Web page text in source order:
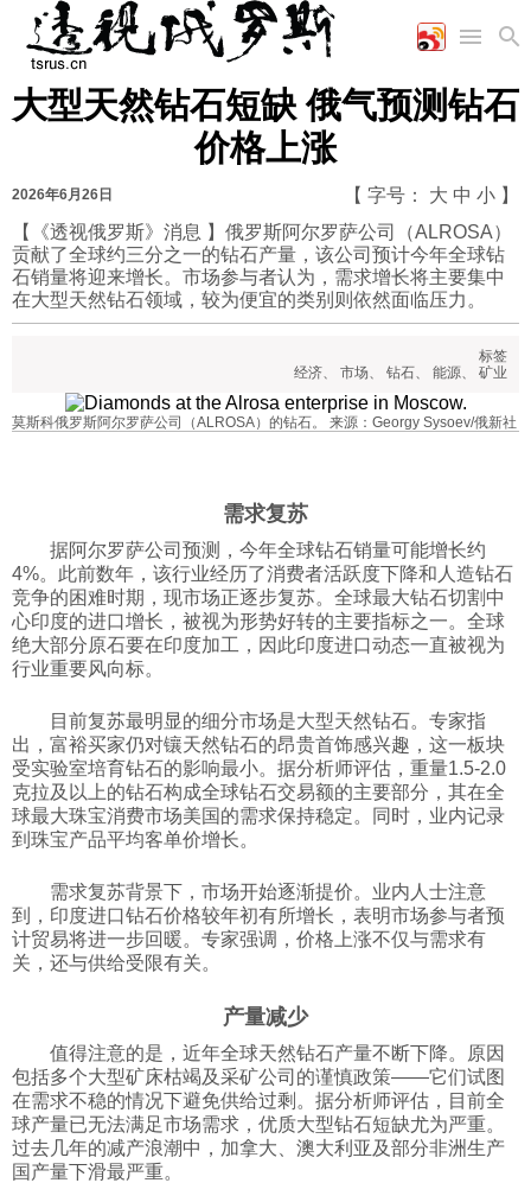
首页
国际
时政
陆军
军事合作
评论
工业
能源
农业
科技
社会
文化
美食
娱乐
历史
旅游
图片新闻
漫画
视频
图表
大型天然钻石短缺 俄气预测钻石
价格上涨
2026年6月26日 【 字号： 大 中 小 】
【《透视俄罗斯》消息 】俄罗斯阿尔罗萨公司（ALROSA）
贡献了全球约三分之一的钻石产量，该公司预计今年全球钻
石销量将迎来增长。市场参与者认为，需求增长将主要集中
在大型天然钻石领域，较为便宜的类别则依然面临压力。
标签
经济、 市场、 钻石、 能源、 矿业
莫斯科俄罗斯阿尔罗萨公司（ALROSA）的钻石。 来源：Georgy Sysoev/俄新社
需求复苏
据阿尔罗萨公司预测，今年全球钻石销量可能增长约
4%。此前数年，该行业经历了消费者活跃度下降和人造钻石
竞争的困难时期，现市场正逐步复苏。全球最大钻石切割中
心印度的进口增长，被视为形势好转的主要指标之一。全球
绝大部分原石要在印度加工，因此印度进口动态一直被视为
行业重要风向标。
目前复苏最明显的细分市场是大型天然钻石。专家指
出，富裕买家仍对镶天然钻石的昂贵首饰感兴趣，这一板块
受实验室培育钻石的影响最小。据分析师评估，重量1.5-2.0
克拉及以上的钻石构成全球钻石交易额的主要部分，其在全
球最大珠宝消费市场美国的需求保持稳定。同时，业内记录
到珠宝产品平均客单价增长。
需求复苏背景下，市场开始逐渐提价。业内人士注意
到，印度进口钻石价格较年初有所增长，表明市场参与者预
计贸易将进一步回暖。专家强调，价格上涨不仅与需求有
关，还与供给受限有关。
产量减少
值得注意的是，近年全球天然钻石产量不断下降。原因
包括多个大型矿床枯竭及采矿公司的谨慎政策——它们试图
在需求不稳的情况下避免供给过剩。据分析师评估，目前全
球产量已无法满足市场需求，优质大型钻石短缺尤为严重。
过去几年的减产浪潮中，加拿大、澳大利亚及部分非洲生产
国产量下滑最严重。